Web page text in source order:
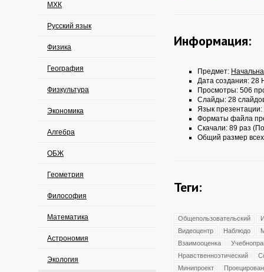
МХК
Русский язык
Физика
География
Физкультура
Экономика
Алгебра
ОБЖ
Геометрия
Философия
Математика
Астрономия
Экология
Информация:
Предмет:
Дата создания: 28
Просмотры: 506
Слайды: 28
Язык презентации:
Форматы файла
Скачали: 89 раз
Общий размер
Теги:
Общепользовательский
Видеоцентр
Наблюдо
Взаимооценка
Нравственноэтический
Минипроект